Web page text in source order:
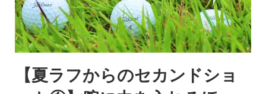
【夏ラフからのセカンドショ